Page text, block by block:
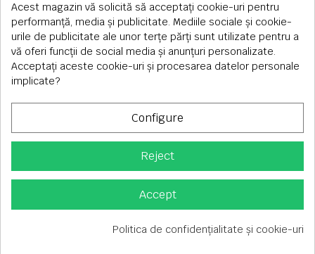
Copyright © 2026 S.C. Rimi S.R.L. , Reg.Com: J1992000639351,
CUI: RO1824566
Tel fix: 0256-275 273 mobil: 0720 699 655 ,
Acest magazin vă solicită să acceptați cookie-uri pentru
performanță, media și publicitate. Mediile sociale și cookie-
urile de publicitate ale unor terțe părți sunt utilizate pentru a
vă oferi funcții de social media și anunțuri personalizate.
Acceptați aceste cookie-uri și procesarea datelor personale
implicate?
Configure
Reject
Accept
Politica de confidențialitate și cookie-uri